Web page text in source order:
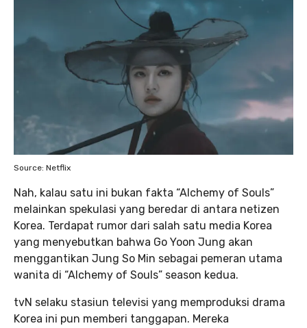
Source: Netflix
Nah, kalau satu ini bukan fakta “Alchemy of Souls”
melainkan spekulasi yang beredar di antara netizen
Korea. Terdapat rumor dari salah satu media Korea
yang menyebutkan bahwa Go Yoon Jung akan
menggantikan Jung So Min sebagai pemeran utama
wanita di “Alchemy of Souls” season kedua.
tvN selaku stasiun televisi yang memproduksi drama
Korea ini pun memberi tanggapan. Mereka